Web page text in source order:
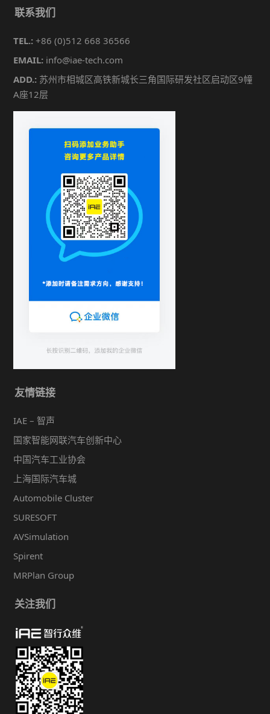
联系我们
TEL.: +86 (0)512 668 36566
EMAIL: info@iae-tech.com
ADD.: 苏州市相城区高铁新城长三角国际研发社区启动区9幢
A座12层
友情链接
IAE – 智声
国家智能网联汽车创新中心
中国汽车工业协会
上海国际汽车城
Automobile Cluster
SURESOFT
AVSimulation
Spirent
MRPlan Group
关注我们